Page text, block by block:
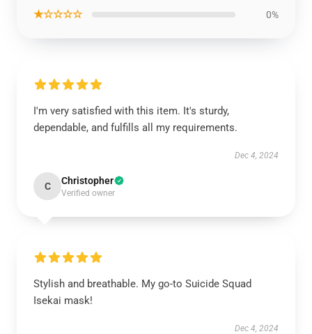
★☆☆☆☆ 0%
I'm very satisfied with this item. It's sturdy,
dependable, and fulfills all my requirements.
Dec 4, 2024
C Christopher
Verified owner
Stylish and breathable. My go-to Suicide Squad
Isekai mask!
Dec 4, 2024